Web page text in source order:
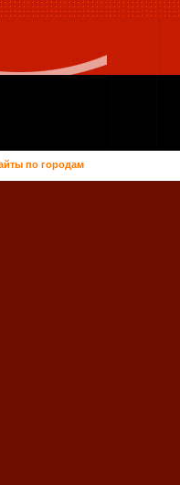
по городам